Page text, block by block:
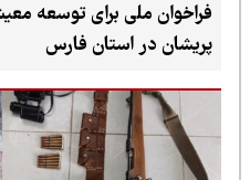
فراخوان ملی برای توسعه
پریشان در استان فارس